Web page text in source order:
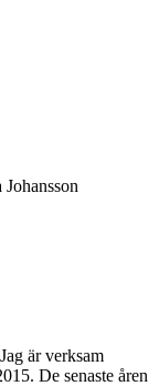
Johansson
är verksam
De senaste åren